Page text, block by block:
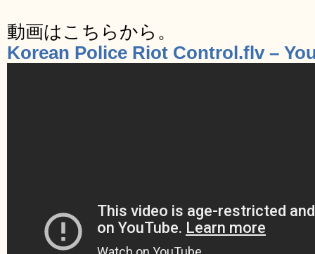
動画はこちらから。
Korean Police Riot Control.flv –